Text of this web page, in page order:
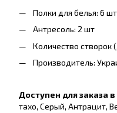
Полки для белья: 6 шт
Антресоль: 2 шт
Количество створок
Производитель:
Доступен для заказа
тахо, Серый, Антрацит,